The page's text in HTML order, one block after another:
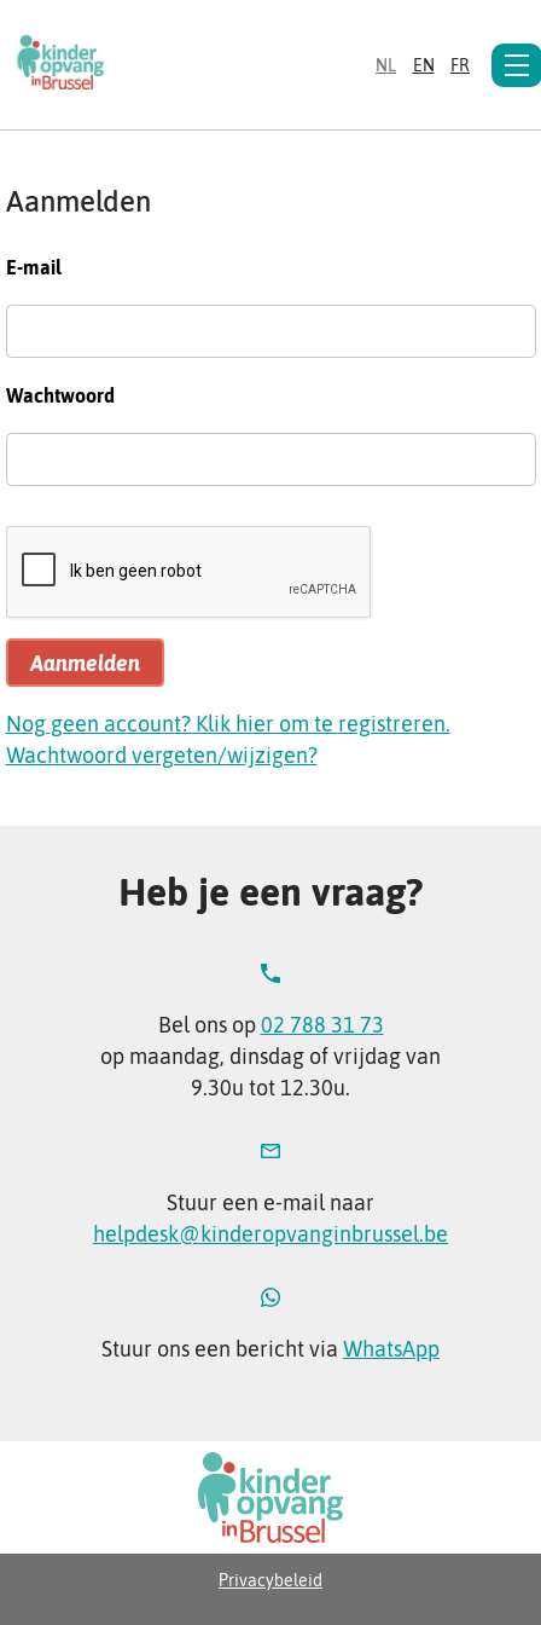
NL EN FR
Aanmelden
E-mail
Wachtwoord
Aanmelden
Nog geen account? Klik hier om te registreren.
Wachtwoord vergeten/wijzigen?
Heb je een vraag?
Bel ons op02 788 31 73
op maandag, dinsdag of vrijdag van
9.30u tot 12.30u.
Stuur een e-mail naar
helpdesk@kinderopvanginbrussel.be
Stuur ons een bericht via WhatsApp
Privacybeleid